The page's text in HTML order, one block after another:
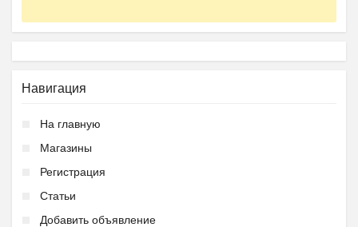
Навигация
На главную
Магазины
Регистрация
Статьи
Добавить объявление